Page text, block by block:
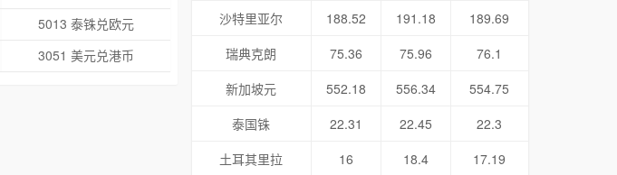
5013 泰铢兑欧元
3051 美元兑港币
沙特里亚尔
188.52 191.18
189.69
瑞典克朗
75.36 75.96
76.1
新加坡元
552.18 556.34
554.75
泰国铢
22.31 22.45
22.3
土耳其里拉
16 18.4
17.19